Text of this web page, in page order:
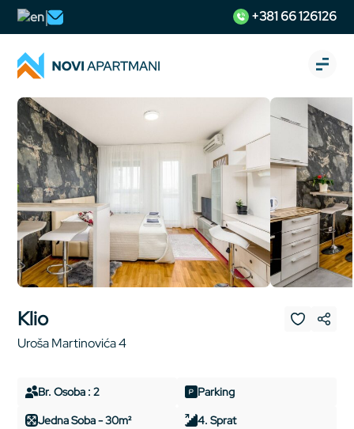
+381 66 126126
Klio
Uroša Martinovića 4
Br. Osoba : 2
Parking
Jedna Soba - 30m²
4. Sprat